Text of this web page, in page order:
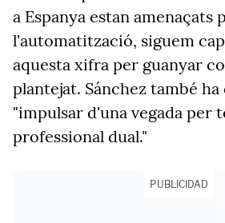
a Espanya estan amenaçats
l'automatització, siguem
aquesta xifra per guanyar
plantejat. Sánchez també ha
"impulsar d'una vegada per
professional dual."
PUBLICIDAD